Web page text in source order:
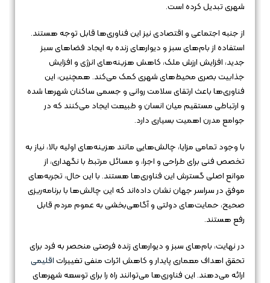
شهری تبدیل کرده است.
از جنبه اجتماعی و اقتصادی نیز این فناوری‌ها قابل توجه هستند.
استفاده از بام‌های سبز و دیوارهای زنده به ایجاد فضاهای سبز
جدید، افزایش ارزش ملک، کاهش هزینه‌های انرژی و افزایش
جذابیت بصری محیط‌های شهری کمک می‌کند. همچنین، این
فناوری‌ها باعث ارتقای سلامت روانی و جسمی ساکنان شهرها شده
و ارتباطی مستقیم میان انسان و طبیعت ایجاد می‌کنند که در
جوامع مدرن اهمیت بسیاری دارد.
با وجود تمامی مزایا، چالش‌هایی مانند هزینه‌های اولیه بالا، نیاز به
تخصص فنی برای طراحی و اجرا، و مسائل مرتبط با نگهداری، از
موانع اصلی گسترش این فناوری‌ها هستند. با این حال، تجربه‌های
موفق در سراسر جهان نشان داده‌اند که این چالش‌ها با برنامه‌ریزی
صحیح، حمایت‌های دولتی و آگاهی‌بخشی به عموم مردم قابل
رفع هستند.
در نهایت، بام‌های سبز و دیوارهای زنده فرصتی منحصر به فرد برای
تحقق اهداف معماری پایدار و کاهش اثرات منفی تغییراتاقلیمی
ارائه می‌دهند. این فناوری‌ها می‌توانند راه را برای توسعه شهرهای